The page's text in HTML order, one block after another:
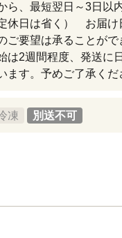
ら、最短翌日～3日以
休日は省く） お届け
ご要望は承ることがで
は2週間程度、発送に
ます。予めご了承くだ
凍 別送不可